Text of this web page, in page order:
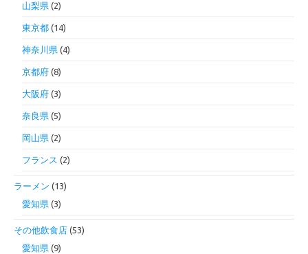
山梨県 (2)
東京都 (14)
神奈川県 (4)
京都府 (8)
大阪府 (3)
奈良県 (5)
岡山県 (2)
フランス (2)
ラーメン (13)
愛知県 (3)
その他飲食店 (53)
愛知県 (9)